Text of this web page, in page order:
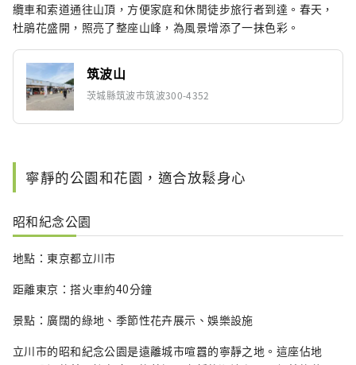
纜車和索道通往山頂，方便家庭和休閒徒步旅行者到達。春天，
杜鵑花盛開，照亮了整座山峰，為風景增添了一抹色彩。
筑波山
茨城縣筑波市筑波300-4352
寧靜的公園和花園，適合放鬆身心
昭和紀念公園
地點：東京都立川市
距離東京：搭火車約40分鐘
景點：廣闊的綠地、季節性花卉展示、娛樂設施
立川市的昭和紀念公園是遠離城市喧囂的寧靜之地。這座佔地